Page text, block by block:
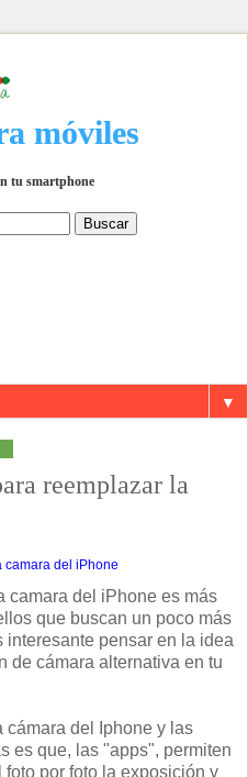
móviles
tu smartphone
▼
reemplazar la
camara del iPhone
camara del iPhone es más
que buscan un poco más
pensar en la idea
de cámara alternativa en tu
cámara del Iphone y las
es que, las "apps", permiten
por foto la exposición y